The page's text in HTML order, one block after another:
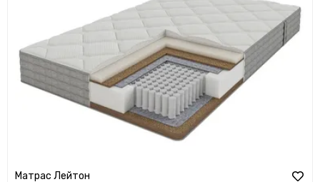
Матрас Лейтон